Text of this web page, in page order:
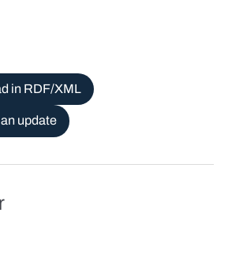
in RDF/XML
update